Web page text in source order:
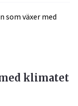
klimatet